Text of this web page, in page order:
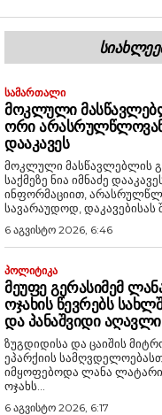
ᲡᲐᲛᲐᲠᲗᲐᲚᲘ
ᲛᲝᲙᲚᲣᲚᲘ
ᲝᲠᲘ
ᲓᲐᲐᲙᲐᲕᲔᲡ
მოკლული მასწავლებლის
საქმეზე ნია იმნაძე
ინფორმაციით,
სავარაუდოდ, დაკავებისას
6 აგვისტო 2026, 6:46
ᲞᲝᲚᲘᲢᲘᲙᲐ
ᲛᲔᲣᲤᲔ ᲒᲔᲠᲐᲡᲘᲛᲔᲛ
ᲝᲯᲐᲮᲘᲡ ᲬᲔᲕᲠᲔᲑᲡ
ᲓᲐ ᲞᲐᲜᲐᲨᲕᲘᲓᲘ
ზუგდიდისა და ცაიშის
ეპარქიის
იმყოფებოდა ლანა
ოჯახს...
6 აგვისტო 2026, 6:17